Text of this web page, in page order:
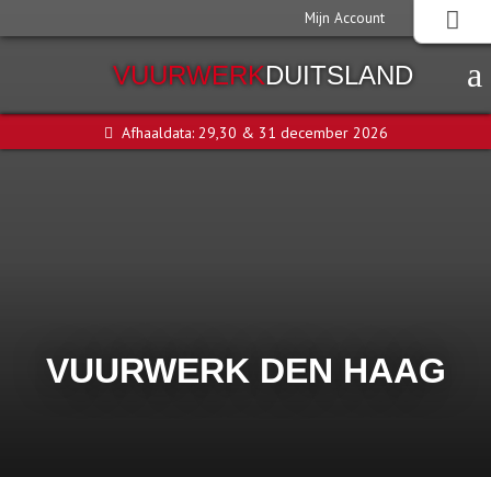
Mijn Account
VUURWERK DEN HAAG
VUURWERKDUITSLAND
Afhaaldata: 29,30 & 31 december 2026